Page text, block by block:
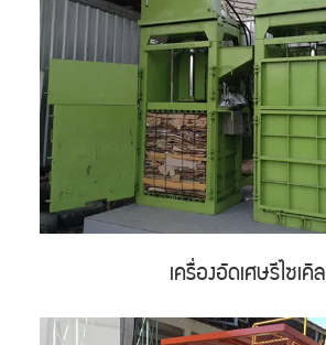
เครื่องอัดเศษรีไซเคิล